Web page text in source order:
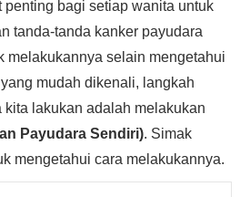
penting bagi setiap wanita untuk
tanda-tanda kanker payudara
melakukannya selain mengetahui
mudah dikenali, langkah
lakukan adalah melakukan
Payudara Sendiri). Simak
mengetahui cara melakukannya.